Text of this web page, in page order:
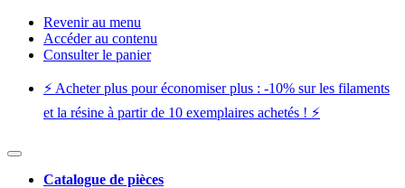
Revenir au menu
Accéder au contenu
Consulter le panier
⚡️ Acheter plus pour économiser plus : -10% sur les filaments
et la résine à partir de 10 exemplaires achetés ! ⚡️
Catalogue de pièces